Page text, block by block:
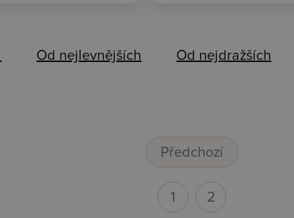
Od nejlevnějších Od nejdražších
Předchozí
1 2